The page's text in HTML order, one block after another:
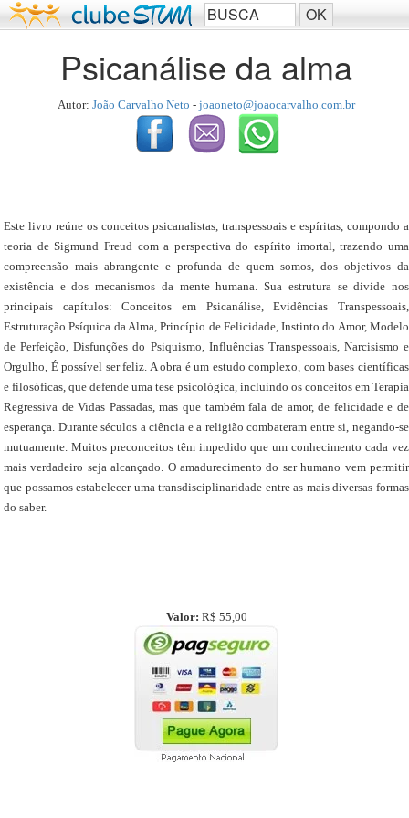
Psicanálise da alma
Autor: João Carvalho Neto - joaoneto@joaocarvalho.com.br
Este livro reúne os conceitos psicanalistas, transpessoais e espíritas, compondo a
teoria de Sigmund Freud com a perspectiva do espírito imortal, trazendo uma
compreensão mais abrangente e profunda de quem somos, dos objetivos da
existência e dos mecanismos da mente humana. Sua estrutura se divide nos
principais capítulos: Conceitos em Psicanálise, Evidências Transpessoais,
Estruturação Psíquica da Alma, Princípio de Felicidade, Instinto do Amor, Modelo
de Perfeição, Disfunções do Psiquismo, Influências Transpessoais, Narcisismo e
Orgulho, É possível ser feliz. A obra é um estudo complexo, com bases científicas
e filosóficas, que defende uma tese psicológica, incluindo os conceitos em Terapia
Regressiva de Vidas Passadas, mas que também fala de amor, de felicidade e de
esperança. Durante séculos a ciência e a religião combateram entre si, negando-se
mutuamente. Muitos preconceitos têm impedido que um conhecimento cada vez
mais verdadeiro seja alcançado. O amadurecimento do ser humano vem permitir
que possamos estabelecer uma transdisciplinaridade entre as mais diversas formas
do saber.
Valor: R$ 55,00